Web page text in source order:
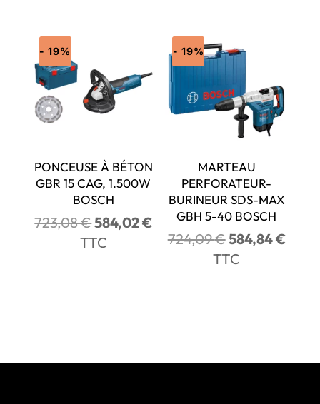
306,37 €.
- 19%
PONCEUSE À BÉTON
GBR 15 CAG, 1.500W
BOSCH
723,08€Le
prix
584,02€Le
prix
TTC
- 19%
MARTEAU
PERFORATEUR-
BURINEUR SDS-MAX
GBH 5-40 BOSCH
724,09€Le
prix
584,84€Le
TTC